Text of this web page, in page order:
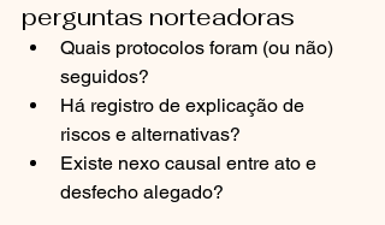
perguntas norteadoras
Quais protocolos foram (ou não)
seguidos?
Há registro de explicação de
riscos e alternativas?
Existe nexo causal entre ato e
desfecho alegado?